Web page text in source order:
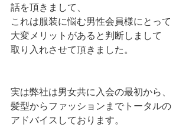
話を頂きまして、
これは服装に悩む男性会員様にとって
大変メリットがあると判断しまして
取り入れさせて頂きました。
実は弊社は男女共に入会の最初から、
髪型からファッションまでトータルの
アドバイスしております。